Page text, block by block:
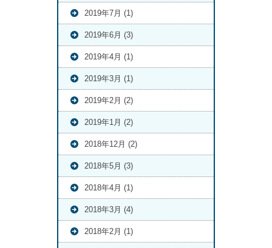
2019年7月 (1)
2019年6月 (3)
2019年4月 (1)
2019年3月 (1)
2019年2月 (2)
2019年1月 (2)
2018年12月 (2)
2018年5月 (3)
2018年4月 (1)
2018年3月 (4)
2018年2月 (1)